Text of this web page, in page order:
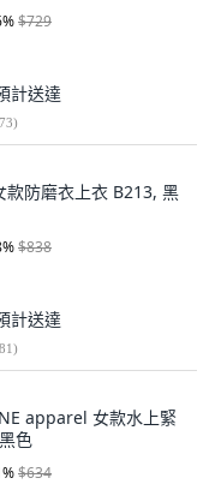
%$729
計送達
)
款防磨衣上衣 B213, 黑
%$838
計送達
)
apparel 女款水上緊
色
%$634